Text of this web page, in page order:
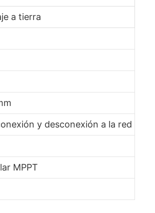
a tierra
y desconexión a la red
MPPT